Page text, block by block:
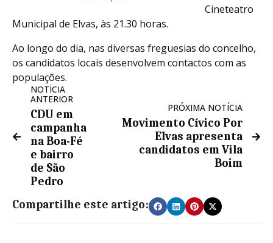
Cineteatro
Municipal de Elvas, às 21.30 horas.
Ao longo do dia, nas diversas freguesias do concelho,
os candidatos locais desenvolvem contactos com as
populações.
NOTÍCIA
ANTERIOR
CDU em
campanha
na Boa-Fé
e bairro
de São
Pedro
PRÓXIMA NOTÍCIA
Movimento Cívico Por
Elvas apresenta
candidatos em Vila
Boim
Compartilhe este artigo: